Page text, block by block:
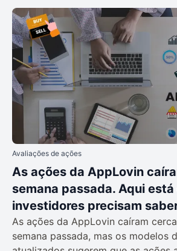
Avaliações de ações
As ações da AppLovin
semana passada. Aqui está
investidores precisam
As ações da AppLovin caíram
semana passada, mas os modelos